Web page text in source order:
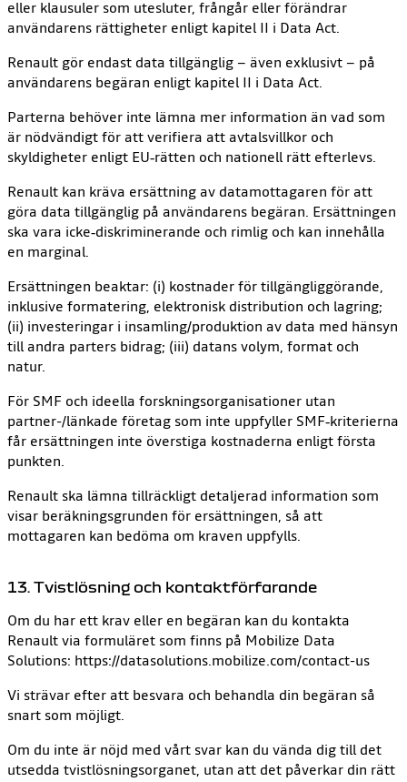
eller klausuler som utesluter, frångår eller förändrar
användarens rättigheter enligt kapitel II i Data Act.
Renault gör endast data tillgänglig – även exklusivt – på
användarens begäran enligt kapitel II i Data Act.
Parterna behöver inte lämna mer information än vad som
är nödvändigt för att verifiera att avtalsvillkor och
skyldigheter enligt EU‑rätten och nationell rätt efterlevs.
Renault kan kräva ersättning av datamottagaren för att
göra data tillgänglig på användarens begäran. Ersättningen
ska vara icke‑diskriminerande och rimlig och kan innehålla
en marginal.
Ersättningen beaktar: (i) kostnader för tillgängliggörande,
inklusive formatering, elektronisk distribution och lagring;
(ii) investeringar i insamling/produktion av data med hänsyn
till andra parters bidrag; (iii) datans volym, format och
natur.
För SMF och ideella forskningsorganisationer utan
partner-/länkade företag som inte uppfyller SMF‑kriterierna
får ersättningen inte överstiga kostnaderna enligt första
punkten.
Renault ska lämna tillräckligt detaljerad information som
visar beräkningsgrunden för ersättningen, så att
mottagaren kan bedöma om kraven uppfylls.
13. Tvistlösning och kontaktförfarande
Om du har ett krav eller en begäran kan du kontakta
Renault via formuläret som finns på Mobilize Data
Solutions: https://datasolutions.mobilize.com/contact-us
Vi strävar efter att besvara och behandla din begäran så
snart som möjligt.
Om du inte är nöjd med vårt svar kan du vända dig till det
utsedda tvistlösningsorganet, utan att det påverkar din rätt